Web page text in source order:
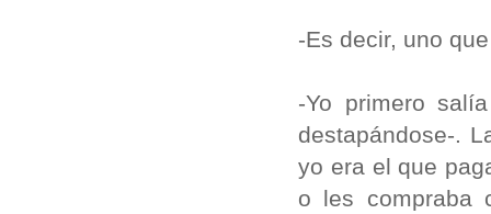
-Es decir, uno
-Yo primero
destapándose-.
yo era el que
o les compraba